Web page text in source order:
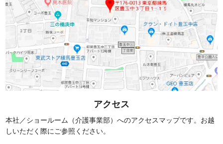
アクセス
本社／ショールーム（介護事業部）へのアクセスマップです。お越
しいただく際にご参照ください。